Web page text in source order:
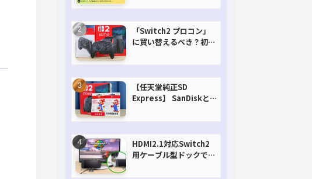
「Switch2 プロコン」
に買い替えるべき？初代
【任天堂純正SD
Express】 SanDiskと
HDMI2.1対応Switch2
用ケーブル型ドックで省